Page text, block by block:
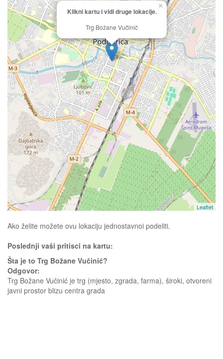
Klikni kartu i vidi druge lokacije.
Trg Božane Vučinić
×
Leaflet
Ako želite možete ovu lokaciju jednostavnoi podeliti.
Poslednji vaši pritisci na kartu:
Šta je to Trg Božane Vučinić?
Odgovor:
Trg Božane Vučinić je trg (mjesto, zgrada, farma), široki, otvoreni
javni prostor blizu centra grada